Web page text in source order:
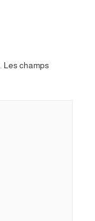
Les champs